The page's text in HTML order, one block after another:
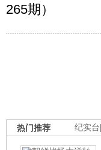
265期）
纪实台
热门推荐